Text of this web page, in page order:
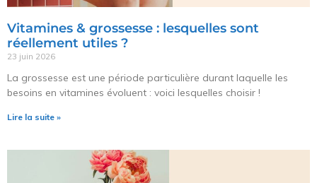
Vitamines & grossesse : lesquelles sont
réellement utiles ?
23 juin 2026
La grossesse est une période particulière durant laquelle les
besoins en vitamines évoluent : voici lesquelles choisir !
Lire la suite »